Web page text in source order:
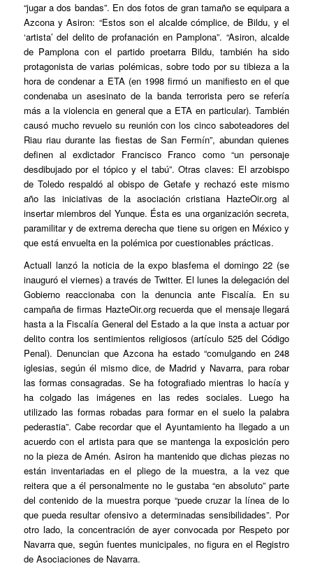
“jugar a dos bandas”. En dos fotos de gran tamaño se equipara a
Azcona y Asiron: “Estos son el alcalde cómplice, de Bildu, y el
‘artista’ del delito de profanación en Pamplona”. “Asiron, alcalde
de Pamplona con el partido proetarra Bildu, también ha sido
protagonista de varias polémicas, sobre todo por su tibieza a la
hora de condenar a ETA (en 1998 firmó un manifiesto en el que
condenaba un asesinato de la banda terrorista pero se refería
más a la violencia en general que a ETA en particular). También
causó mucho revuelo su reunión con los cinco saboteadores del
Riau riau durante las fiestas de San Fermín”, abundan quienes
definen al exdictador Francisco Franco como “un personaje
desdibujado por el tópico y el tabú”. Otras claves: El arzobispo
de Toledo respaldó al obispo de Getafe y rechazó este mismo
año las iniciativas de la asociación cristiana HazteOir.org al
insertar miembros del Yunque. Ésta es una organización secreta,
paramilitar y de extrema derecha que tiene su origen en México y
que está envuelta en la polémica por cuestionables prácticas.
Actuall lanzó la noticia de la expo blasfema el domingo 22 (se
inauguró el viernes) a través de Twitter. El lunes la delegación del
Gobierno reaccionaba con la denuncia ante Fiscalía. En su
campaña de firmas HazteOir.org recuerda que el mensaje llegará
hasta a la Fiscalía General del Estado a la que insta a actuar por
delito contra los sentimientos religiosos (artículo 525 del Código
Penal). Denuncian que Azcona ha estado “comulgando en 248
iglesias, según él mismo dice, de Madrid y Navarra, para robar
las formas consagradas. Se ha fotografiado mientras lo hacía y
ha colgado las imágenes en las redes sociales. Luego ha
utilizado las formas robadas para formar en el suelo la palabra
pederastia”. Cabe recordar que el Ayuntamiento ha llegado a un
acuerdo con el artista para que se mantenga la exposición pero
no la pieza deAmén. Asiron ha mantenido que dichas piezas no
están inventariadas en el pliego de la muestra, a la vez que
reitera que a él personalmente no le gustaba “en absoluto” parte
del contenido de la muestra porque “puede cruzar la línea de lo
que pueda resultar ofensivo a determinadas sensibilidades”. Por
otro lado, la concentración de ayer convocada por Respeto por
Navarra que, según fuentes municipales, no figura en el Registro
de Asociaciones de Navarra.